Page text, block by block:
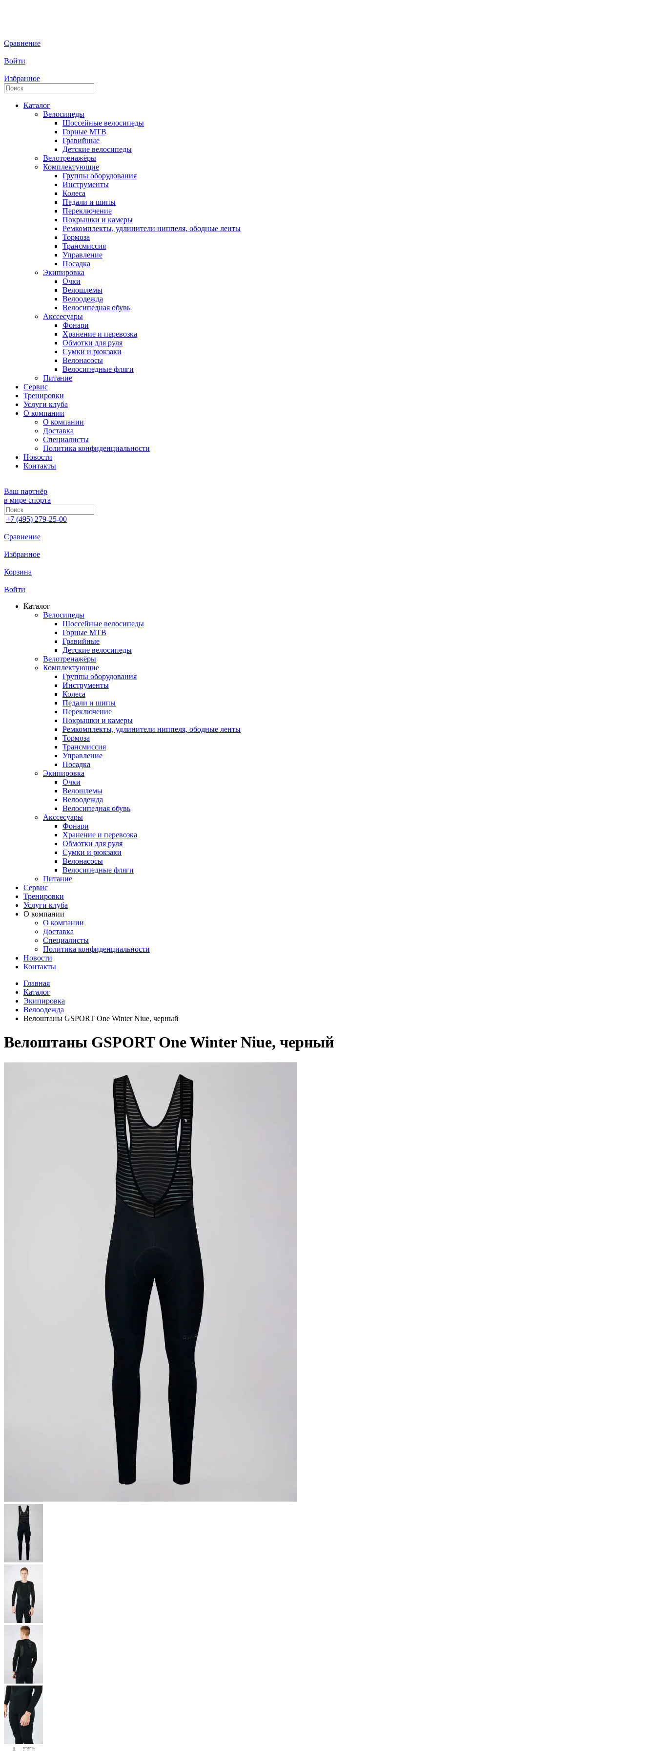
Сравнение
Войти
Избранное
Каталог
Велосипеды
Шоссейные велосипеды
Горные МTB
Гравийные
Детские велосипеды
Велотренажёры
Комплектующие
Группы оборудования
Инструменты
Колеса
Педали и шипы
Переключение
Покрышки и камеры
Ремкомплекты, удлинители ниппеля, ободные ленты
Тормоза
Трансмиссия
Управление
Посадка
Экипировка
Очки
Велошлемы
Велоодежда
Велосипедная обувь
Акссесуары
Фонари
Хранение и перевозка
Обмотки для руля
Сумки и рюкзаки
Велонасосы
Велосипедные фляги
Питание
Сервис
Тренировки
Услуги клуба
О компании
О компании
Доставка
Специалисты
Политика конфиденциальности
Новости
Контакты
Ваш партнёр
в мире спорта
+7 (495) 279-25-00
Сравнение
Избранное
Корзина
Войти
Каталог
Велосипеды
Шоссейные велосипеды
Горные МTB
Гравийные
Детские велосипеды
Велотренажёры
Комплектующие
Группы оборудования
Инструменты
Колеса
Педали и шипы
Переключение
Покрышки и камеры
Ремкомплекты, удлинители ниппеля, ободные ленты
Тормоза
Трансмиссия
Управление
Посадка
Экипировка
Очки
Велошлемы
Велоодежда
Велосипедная обувь
Акссесуары
Фонари
Хранение и перевозка
Обмотки для руля
Сумки и рюкзаки
Велонасосы
Велосипедные фляги
Питание
Сервис
Тренировки
Услуги клуба
О компании
О компании
Доставка
Специалисты
Политика конфиденциальности
Новости
Контакты
Главная
Каталог
Экипировка
Велоодежда
Велоштаны GSPORT One Winter Niue, черный
Велоштаны GSPORT One Winter Niue, черный